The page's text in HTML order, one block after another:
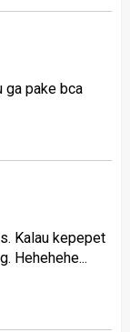
ga pake bca
Kalau kepepet
Hehehehe...